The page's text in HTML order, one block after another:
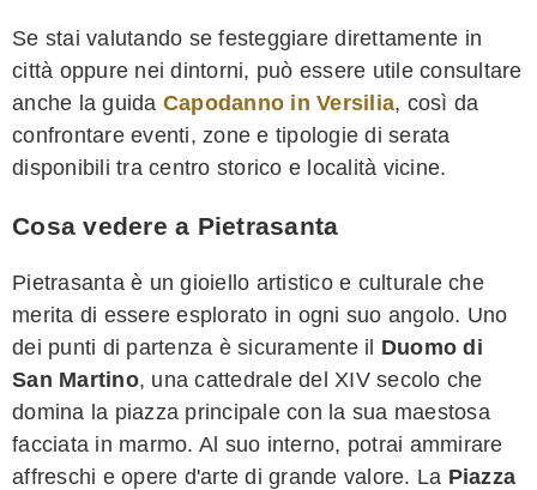
Se stai valutando se festeggiare direttamente in
città oppure nei dintorni, può essere utile consultare
anche la guida Capodanno in Versilia, così da
confrontare eventi, zone e tipologie di serata
disponibili tra centro storico e località vicine.
Cosa vedere a Pietrasanta
Pietrasanta è un gioiello artistico e culturale che
merita di essere esplorato in ogni suo angolo. Uno
dei punti di partenza è sicuramente il Duomo di
San Martino, una cattedrale del XIV secolo che
domina la piazza principale con la sua maestosa
facciata in marmo. Al suo interno, potrai ammirare
affreschi e opere d'arte di grande valore. La Piazza